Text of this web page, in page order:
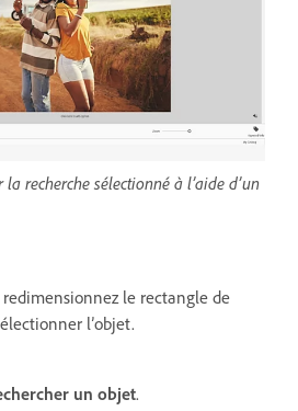
recherche sélectionné à l’aide d’un
redimensionnez le rectangle de
l’objet.
un objet.